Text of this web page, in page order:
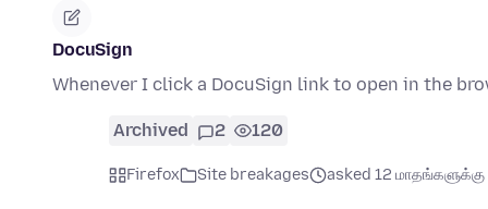
DocuSign
Whenever I click a DocuSign link to open in the
Archived 2 120
Firefox Site breakages asked 12 மாதங்களுக்கு